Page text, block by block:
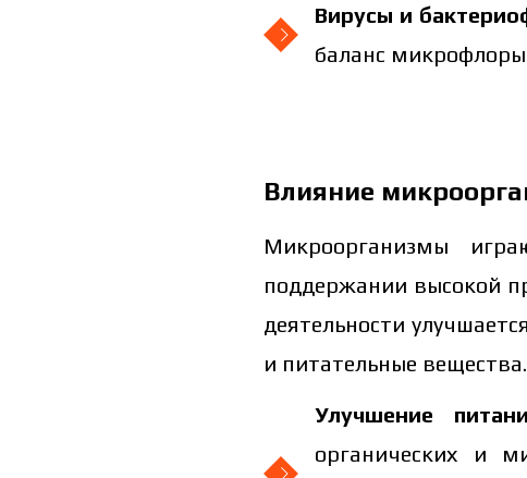
Вирусы и
баланс
Влияние
Микроорганизмы
поддержании высокой
деятельности
и питательные вещества.
Улучшение
органических и